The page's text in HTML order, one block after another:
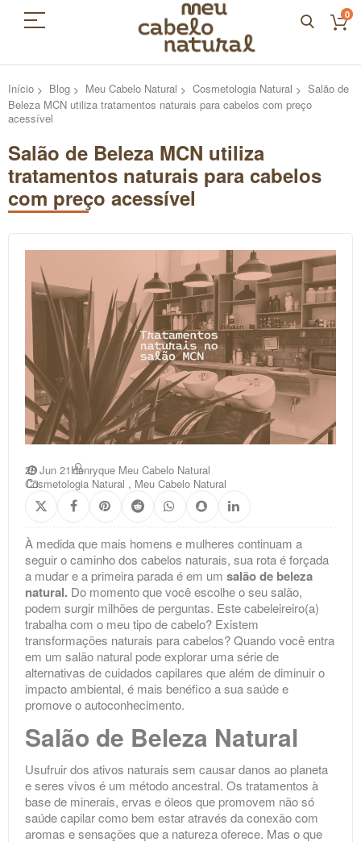
0
Início Blog Meu Cabelo Natural Cosmetologia Natural
Salão de
Beleza MCN utiliza tratamentos naturais para cabelos com preço
acessível
Salão de Beleza MCN utiliza
tratamentos naturais para cabelos
com preço acessível
28 Jun 21Henryque Meu Cabelo Natural
Cosmetologia Natural , Meu Cabelo Natural
À medida que mais homens e mulheres continuam a
seguir o caminho dos cabelos naturais, sua rota é forçada
a mudar e a primeira parada é em um salão de beleza
natural. Do momento que você escolhe o seu salão,
podem surgir milhões de perguntas. Este cabeleireiro(a)
trabalha com o meu tipo de cabelo? Existem
transformações naturais para cabelos? Quando você entra
em um salão natural pode explorar uma série de
alternativas de cuidados capilares que além de diminuir o
impacto ambiental, é mais benéfico a sua saúde e
promove o autoconhecimento.
Salão de Beleza Natural
Usufruir dos ativos naturais sem causar danos ao planeta
e seres vivos é um método ancestral. Os tratamentos à
base de minerais, ervas e óleos que promovem não só
saúde capilar como bem estar através da conexão com
aromas e sensações que a natureza oferece. Mas o que